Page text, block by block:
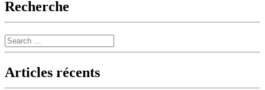
Recherche
Search
Articles récents